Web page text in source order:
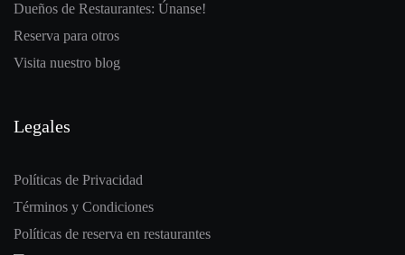
Dueños de Restaurantes: Únanse!
Reserva para otros
Visita nuestro blog
Legales
Políticas de Privacidad
Términos y Condiciones
Políticas de reserva en restaurantes